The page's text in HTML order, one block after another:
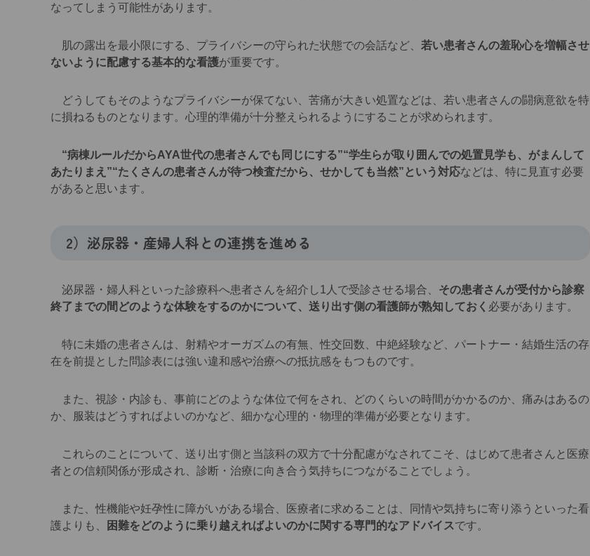
なってしまう可能性があります。
肌の露出を最小限にする、プライバシーの守られた状態での会話など、 若い患者さんの羞恥心を増幅させ
ないように配慮する基本的な看護が重要です。
どうしてもそのようなプライバシーが保てない、苦痛が大きい処置などは、若い患者さんの闘病意欲を特
に損ねるものとなります。心理的準備が十分整えられるようにすることが求められます。
“病棟ルールだからAYA世代の患者さんでも同じにする”“学生らが取り囲んでの処置見学も、がまんして
あたりまえ”“たくさんの患者さんが待つ検査だから、せかしても当然”という対応などは、特に見直す必要
があると思います。
2）泌尿器・産婦人科との連携を進める
泌尿器・婦人科といった診療科へ患者さんを紹介し1人で受診させる場合、 その患者さんが受付から診察
終了までの間どのような体験をするのかについて、送り出す側の看護師が熟知しておく 必要があります。
特に未婚の患者さんは、射精やオーガズムの有無、性交回数、中絶経験など、パートナー・結婚生活の存
在を前提とした問診表には強い違和感や治療への抵抗感をもつものです。
また、視診・内診も、事前にどのような体位で何をされ、どのくらいの時間がかかるのか、痛みはあるの
か、服装はどうすればよいのかなど、細かな心理的・物理的準備が必要となります。
これらのことについて、送り出す側と当該科の双方で十分配慮がなされてこそ、はじめて患者さんと医療
者との信頼関係が形成され、診断・治療に向き合う気持ちにつながることでしょう。
また、性機能や妊孕性に障がいがある場合、医療者に求めることは、同情や気持ちに寄り添うといった看
護よりも、
困難をどのように乗り越えればよいのかに関する専門的なアドバイスです。